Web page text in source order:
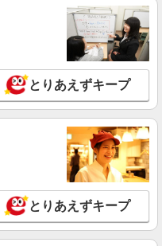
卒）月給224,000円〜 （短大
シュマーケット深大寺店】 東
3-16-1 ※他勤務地あり 【本
松原5-8-16 マツナオビル 入
入社後配属先決定 東京都世田
区・北区・足立区・調布市・
川県川崎市川崎区・川崎市高
・横浜市中区・横浜市神奈川
詳細を見る
は鮮魚寿司スタッフ
験者優遇 実技試験により時
寺東町3-16-1 （トップフレ
大寺店）
詳細を見る
とりあえずキープ
とりあえずキープ